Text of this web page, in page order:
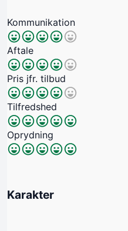
Kommunikation
Aftale
Pris jfr. tilbud
Tilfredshed
Oprydning
Karakter